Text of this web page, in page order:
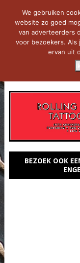
BEZOEK OOK
We gebruiken
website zo goed
van adverteerders
voor bezoekers.
ervan uit